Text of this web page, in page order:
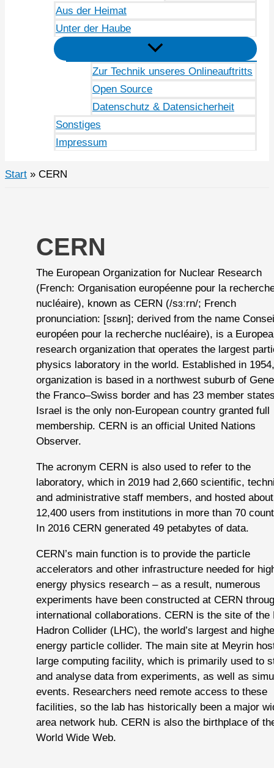
Aus der Heimat
Unter der Haube
Zur Technik unseres Onlineauftritts
Open Source
Datenschutz & Datensicherheit
Sonstiges
Impressum
Start CERN
CERN
The European Organization for Nuclear Research
(French: Organisation européenne pour la
nucléaire), known as CERN (/sɜːrn/; French
pronunciation: ​[sɛʁn]; derived from the name
européen pour la recherche nucléaire), is a
research organization that operates the largest
physics laboratory in the world. Established in
organization is based in a northwest suburb of
the Franco–Swiss border and has 23 member
Israel is the only non-European country granted full
membership. CERN is an official United Nations
Observer.
The acronym CERN is also used to refer to the
laboratory, which in 2019 had 2,660 scientific,
and administrative staff members, and hosted about
12,400 users from institutions in more than 70
In 2016 CERN generated 49 petabytes of data.
CERN’s main function is to provide the particle
accelerators and other infrastructure needed for
energy physics research – as a result, numerous
experiments have been constructed at CERN
international collaborations. CERN is the site of the
Hadron Collider (LHC), the world’s largest and
energy particle collider. The main site at Meyrin
large computing facility, which is primarily used to
and analyse data from experiments, as well as
events. Researchers need remote access to these
facilities, so the lab has historically been a major
area network hub. CERN is also the birthplace of
World Wide Web.